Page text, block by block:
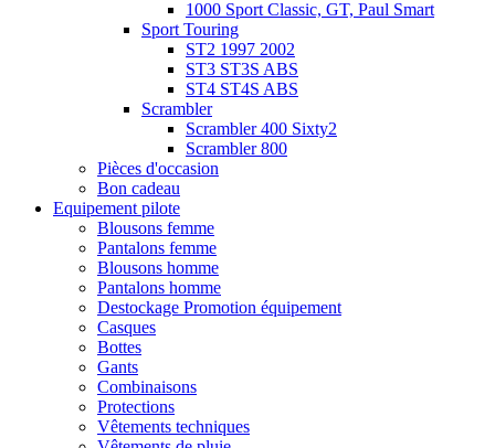
1000 Sport Classic, GT, Paul Smart
Sport Touring
ST2 1997 2002
ST3 ST3S ABS
ST4 ST4S ABS
Scrambler
Scrambler 400 Sixty2
Scrambler 800
Pièces d'occasion
Bon cadeau
Equipement pilote
Blousons femme
Pantalons femme
Blousons homme
Pantalons homme
Destockage Promotion équipement
Casques
Bottes
Gants
Combinaisons
Protections
Vêtements techniques